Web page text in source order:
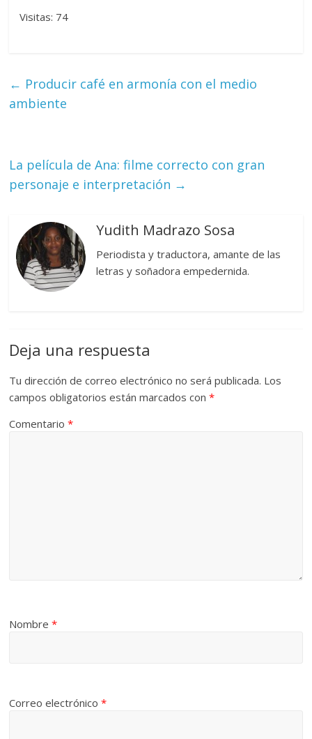
Visitas: 74
← Producir café en armonía con el medio
ambiente
La película de Ana: filme correcto con gran
personaje e interpretación →
Yudith Madrazo Sosa
Periodista y traductora, amante de las
letras y soñadora empedernida.
Deja una respuesta
Tu dirección de correo electrónico no será publicada. Los
campos obligatorios están marcados con*
Comentario*
Nombre*
Correo electrónico*